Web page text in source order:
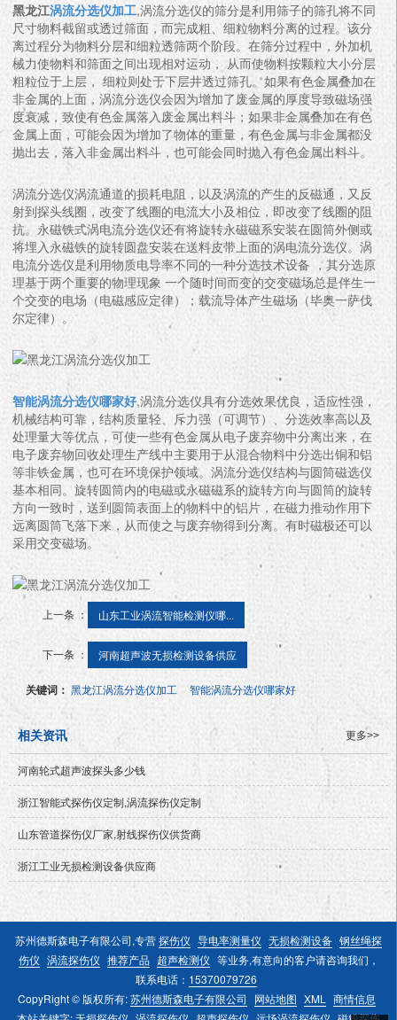
黑龙江涡流分选仪加工,涡流分选仪的筛分是利用筛子的筛孔将不同
尺寸物料截留或透过筛面，而完成粗、细粒物料分离的过程。该分
离过程分为物料分层和细粒透筛两个阶段。在筛分过程中，外加机
械力使物料和筛面之间出现相对运动， 从而使物料按颗粒大小分层
粗粒位于上层， 细粒则处于下层井透过筛孔。如果有色金属叠加在
非金属的上面，涡流分选仪会因为增加了废金属的厚度导致磁场强
度衰减，致使有色金属落入废金属出料斗；如果非金属叠加在有色
金属上面，可能会因为增加了物体的重量，有色金属与非金属都没
抛出去，落入非金属出料斗，也可能会同时抛入有色金属出料斗。
涡流分选仪涡流通道的损耗电阻，以及涡流的产生的反磁通，又反
射到探头线圈，改变了线圈的电流大小及相位，即改变了线圈的阻
抗。永磁铁式涡电流分选仪还有将旋转永磁磁系安装在圆筒外侧或
将埋入永磁铁的旋转圆盘安装在送料皮带上面的涡电流分选仪。涡
电流分选仪是利用物质电导率不同的一种分选技术设备 ，其分选原
理基于两个重要的物理现象 一个随时间而变的交变磁场总是伴生一
个交变的电场（电磁感应定律）；载流导体产生磁场（毕奥一萨伐
尔定律）。
智能涡流分选仪哪家好,涡流分选仪具有分选效果优良，适应性强，
机械结构可靠，结构质量轻、斥力强（可调节）、分选效率高以及
处理量大等优点，可使一些有色金属从电子废弃物中分离出来，在
电子废弃物回收处理生产线中主要用于从混合物料中分选出铜和铝
等非铁金属，也可在环境保护领域。涡流分选仪结构与圆筒磁选仪
基本相同。旋转圆筒内的电磁或永磁磁系的旋转方向与圆筒的旋转
方向一致时，送到圆筒表面上的物料中的铝片，在磁力推动作用下
远离圆筒飞落下来，从而使之与废弃物得到分离。有时磁极还可以
采用交变磁场。
上一条 ： 山东工业涡流智能检测仪哪...
下一条 ： 河南超声波无损检测设备供应
关键词：黑龙江涡流分选仪加工 智能涡流分选仪哪家好
相关资讯 更多>>
河南轮式超声波探头多少钱
浙江智能式探伤仪定制,涡流探伤仪定制
山东管道探伤仪厂家,射线探伤仪供货商
浙江工业无损检测设备供应商
苏州德斯森电子有限公司,专营探伤仪 导电率测量仪 无损检测设备 钢丝绳探
伤仪 涡流探伤仪 推荐产品 超声检测仪 等业务,有意向的客户请咨询我们，
联系电话： 15370079726
CopyRight © 版权所有:苏州德斯森电子有限公司 网站地图 XML
商情信息